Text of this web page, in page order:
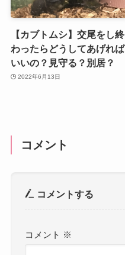
【カブトムシ】交尾をし終
わったらどうしてあげれば
いいの？見守る？別居？
2022年6月13日
コメント
コメントする
コメント ※